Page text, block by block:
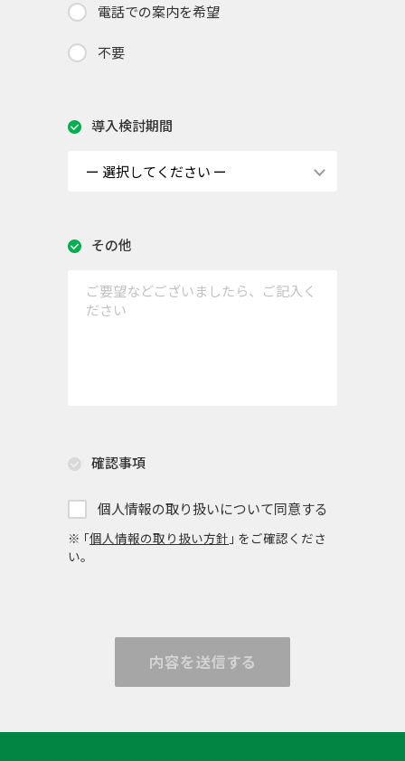
電話での案内を希望
不要
導入検討期間
その他
確認事項
個人情報の取り扱いについて同意する
※ ｢個人情報の取り扱い方針 ｣ をご確認くださ
い。
内容を送信する